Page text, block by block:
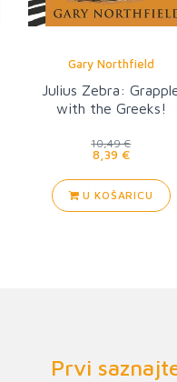
Gary Northfield
Julius Zebra:
with the Greeks!
10,49 €
8,39 €
U KOŠARICU
Prvi